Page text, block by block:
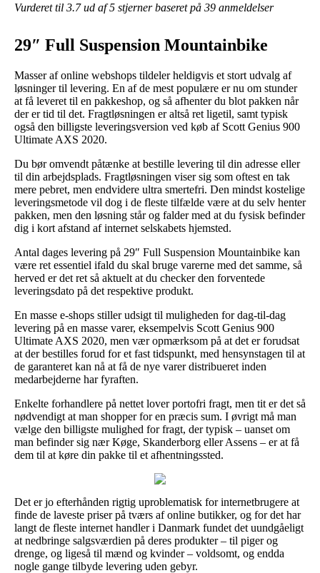
Vurderet til 3.7ud af 5 stjerner baseret på 39 anmeldelser
29″ Full Suspension Mountainbike
Masser af online webshops tildeler heldigvis et stort udvalg af
løsninger til levering. En af de mest populære er nu om stunder
at få leveret til en pakkeshop, og så afhenter du blot pakken når
der er tid til det. Fragtløsningen er altså ret ligetil, samt typisk
også den billigste leveringsversion ved køb af Scott Genius 900
Ultimate AXS 2020.
Du bør omvendt påtænke at bestille levering til din adresse eller
til din arbejdsplads. Fragtløsningen viser sig som oftest en tak
mere pebret, men endvidere ultra smertefri. Den mindst kostelige
leveringsmetode vil dog i de fleste tilfælde være at du selv henter
pakken, men den løsning står og falder med at du fysisk befinder
dig i kort afstand af internet selskabets hjemsted.
Antal dages levering på 29″ Full Suspension Mountainbike kan
være ret essentiel ifald du skal bruge varerne med det samme, så
herved er det ret så aktuelt at du checker den forventede
leveringsdato på det respektive produkt.
En masse e-shops stiller udsigt til muligheden for dag-til-dag
levering på en masse varer, eksempelvis Scott Genius 900
Ultimate AXS 2020, men vær opmærksom på at det er forudsat
at der bestilles forud for et fast tidspunkt, med hensynstagen til at
de garanteret kan nå at få de nye varer distribueret inden
medarbejderne har fyraften.
Enkelte forhandlere på nettet lover portofri fragt, men tit er det så
nødvendigt at man shopper for en præcis sum. I øvrigt må man
vælge den billigste mulighed for fragt, der typisk – uanset om
man befinder sig nær Køge, Skanderborg eller Assens – er at få
dem til at køre din pakke til et afhentningssted.
Det er jo efterhånden rigtig uproblematisk for internetbrugere at
finde de laveste priser på tværs af online butikker, og for det har
langt de fleste internet handler i Danmark fundet det uundgåeligt
at nedbringe salgsværdien på deres produkter – til piger og
drenge, og ligeså til mænd og kvinder – voldsomt, og endda
nogle gange tilbyde levering uden gebyr.